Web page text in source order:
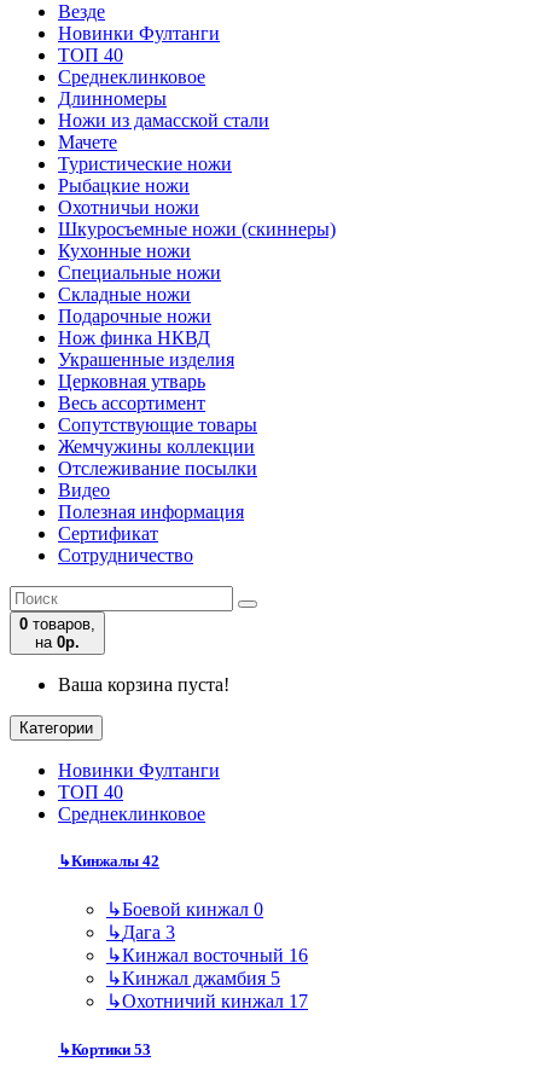
Везде
Новинки Фултанги
ТОП 40
Среднеклинковое
Длинномеры
Ножи из дамасской стали
Мачете
Туристические ножи
Рыбацкие ножи
Охотничьи ножи
Шкуросъемные ножи (скиннеры)
Кухонные ножи
Специальные ножи
Складные ножи
Подарочные ножи
Нож финка НКВД
Украшенные изделия
Церковная утварь
Весь ассортимент
Сопутствующие товары
Жемчужины коллекции
Отслеживание посылки
Видео
Полезная информация
Сертификат
Сотрудничество
0 товаров,
на 0р.
Ваша корзина пуста!
Категории
Новинки Фултанги
ТОП 40
Среднеклинковое
↳Кинжалы 42
↳Боевой кинжал 0
↳Дага 3
↳Кинжал восточный 16
↳Кинжал джамбия 5
↳Охотничий кинжал 17
↳Кортики 53